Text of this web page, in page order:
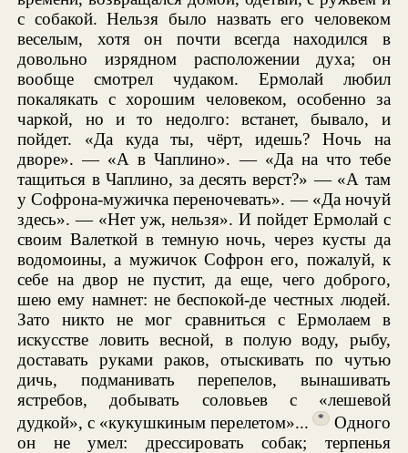
с собакой. Нельзя было назвать его человеком
веселым, хотя он почти всегда находился в
довольно изрядном расположении духа; он
вообще смотрел чудаком. Ермолай любил
покалякать с хорошим человеком, особенно за
чаркой, но и то недолго: встанет, бывало, и
пойдет. «Да куда ты, чёрт, идешь? Ночь на
дворе». — «А в Чаплино». — «Да на что тебе
тащиться в Чаплино, за десять верст?» — «А там
у Софрона-мужичка переночевать». — «Да ночуй
здесь». — «Нет уж, нельзя». И пойдет Ермолай с
своим Валеткой в темную ночь, через кусты да
водомоины, а мужичок Софрон его, пожалуй, к
себе на двор не пустит, да еще, чего доброго,
шею ему намнет: не беспокой-де честных людей.
Зато никто не мог сравниться с Ермолаем в
искусстве ловить весной, в полую воду, рыбу,
доставать руками раков, отыскивать по чутью
дичь, подманивать перепелов, вынашивать
ястребов, добывать соловьев с «лешевой
дудкой», с «кукушкиным перелетом»...
* Одного
он не умел: дрессировать собак; терпенья